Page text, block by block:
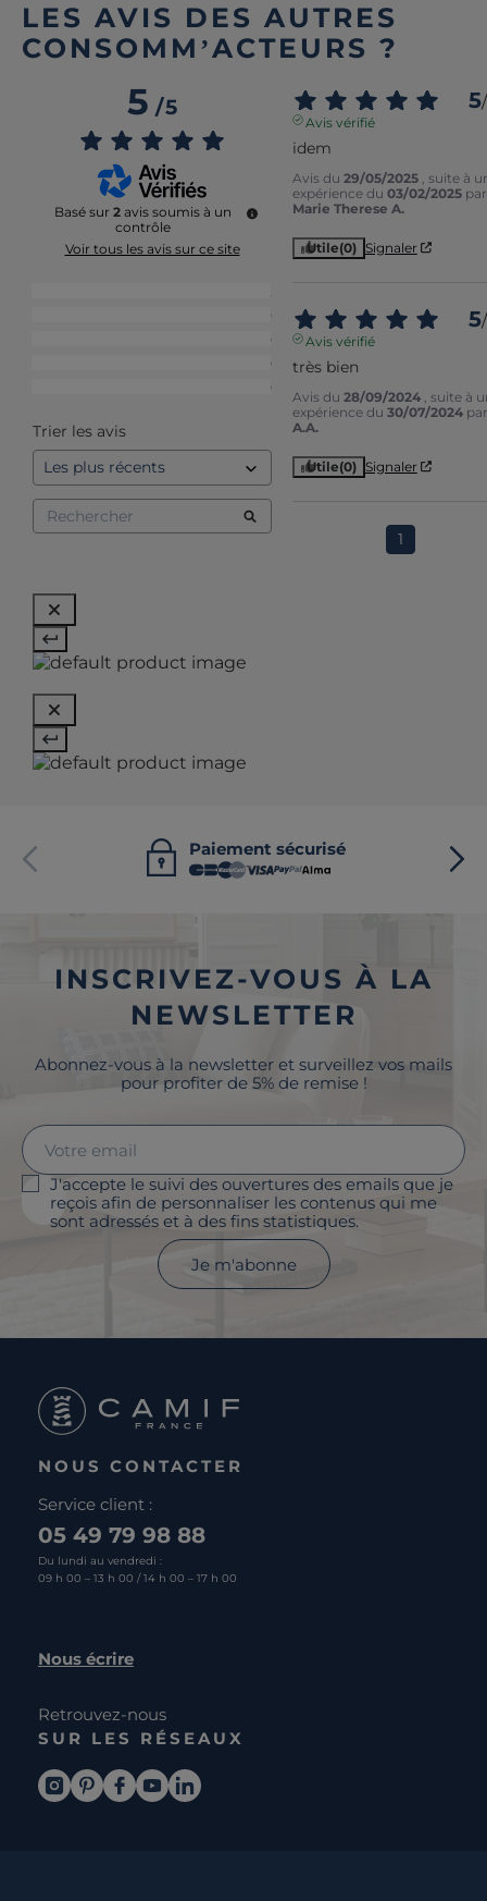
LES AVIS DES AUTRES
CONSOMM’ACTEURS ?
5/5
Basé sur 2 avis soumis à un
contrôle
Voir tous les avis sur ce site
2
0
0
0
0
Trier les avis
5/
Avis vérifié
idem
Avis du 29/05/2025
, suite à
expérience du 03/02/2025 par
Marie Therese A.
Utile(0) Signaler
5/
Avis vérifié
très bien
Avis du 28/09/2024
, suite à
expérience du 30/07/2024 par
A.A.
Utile(0) Signaler
1
Paiement sécurisé
INSCRIVEZ-VOUS À LA
NEWSLETTER
Abonnez-vous à la newsletter et surveillez vos mails
pour profiter de 5% de remise !
J'accepte le suivi des ouvertures des emails que je
reçois afin de personnaliser les contenus qui me
sont adressés et à des fins statistiques.
Je m'abonne
NOUS CONTACTER
Service client :
05 49 79 98 88
Du lundi au vendredi :
09 h 00 – 13 h 00 / 14 h 00 – 17 h 00
Nous écrire
Retrouvez-nous
SUR LES RÉSEAUX